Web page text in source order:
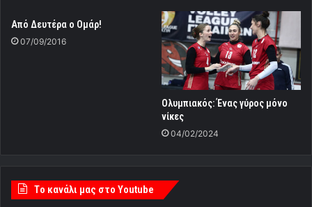
Από Δευτέρα ο Ομάρ!
07/09/2016
Ολυμπιακός: Ένας γύρος μόνο
νίκες
04/02/2024
Tο κανάλι μας στο Youtube